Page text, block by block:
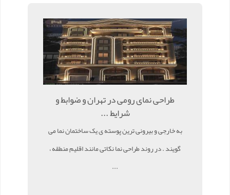
طراحی نمای رومی در تهران و ضوابط و
شرایط ...
به خارجی و بیرونی ترین پوسته ی یک ساختمان نما می
گویند . در روند طراحی نما نکاتی مانند اقلیم منطقه ،
...